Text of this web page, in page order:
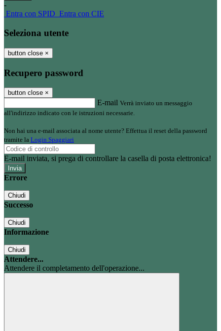
-
Entra con SPID Entra con CIE
Seleziona utente
button close ×
Recupero password
button close ×
E-mail Verrà inviato un messaggio
all'indirizzo indicato con le istruzioni necessarie.
Non hai una e-mail associata al nome utente? Effettua il reset della password
tramite la Login Spaggiari
E-mail inviata, si prega di controllare la casella di posta elettronica!
Errore
Chiudi
Successo
Chiudi
Informazione
Chiudi
Attendere...
Attendere il completamento dell'operazione...